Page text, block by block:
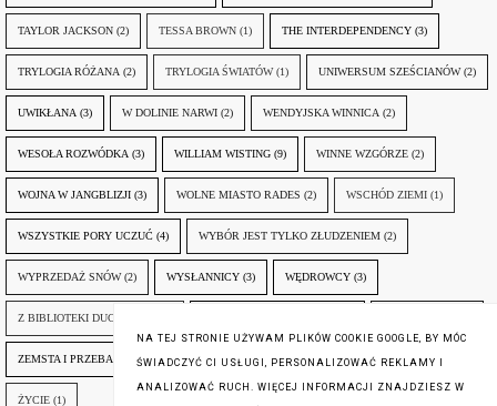
TAYLOR JACKSON (2) TESSA BROWN (1) THE INTERDEPENDENCY (3)
TRYLOGIA RÓŻANA (2) TRYLOGIA ŚWIATÓW (1) UNIWERSUM SZEŚCIANÓW (2)
UWIKŁANA (3) W DOLINIE NARWI (2) WENDYJSKA WINNICA (2)
WESOŁA ROZWÓDKA (3) WILLIAM WISTING (9) WINNE WZGÓRZE (2)
WOJNA W JANGBLIZJI (3) WOLNE MIASTO RADES (2) WSCHÓD ZIEMI (1)
WSZYSTKIE PORY UCZUĆ (4) WYBÓR JEST TYLKO ZŁUDZENIEM (2)
WYPRZEDAŻ SNÓW (2) WYSŁANNICY (3) WĘDROWCY (3)
Z BIBLIOTEKI DUCHA GÓR
ZEMSTA I PRZEBACZENIE (6) ŚLADY ZBRODNI (3) ŻYCIA W ŻYCIU (3)
ŻYCIE (1)
NA TEJ STRONIE UŻYWAM PLIKÓW COOKIE GOOGLE, BY MÓC
ŚWIADCZYĆ CI USŁUGI, PERSONALIZOWAĆ REKLAMY I
ANALIZOWAĆ RUCH. WIĘCEJ INFORMACJI ZNAJDZIESZ W